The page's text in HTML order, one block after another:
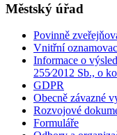
Městský úřad
Povinně
Vnitřní
Informace o
255⁄2012 Sb., o
GDPR
Obecně závazné
Rozvojové
Formuláře